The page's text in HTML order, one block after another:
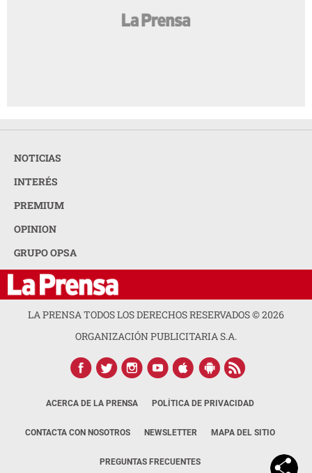
NOTICIAS
INTERÉS
PREMIUM
OPINION
GRUPO OPSA
LA PRENSA TODOS LOS DERECHOS RESERVADOS ©2026
ORGANIZACIÓN PUBLICITARIA S.A.
ACERCA DE LA PRENSA POLÍTICA DE PRIVACIDAD
CONTACTA CON NOSOTROS NEWSLETTER MAPA DEL SITIO
PREGUNTAS FRECUENTES